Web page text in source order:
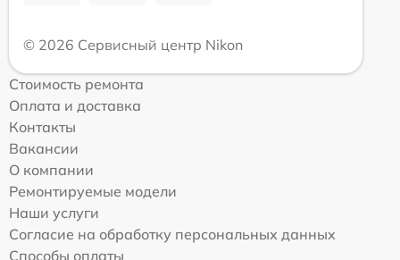
© 2026 Сервисный центр Nikon
Стоимость ремонта
Оплата и доставка
Контакты
Вакансии
О компании
Ремонтируемые модели
Наши услуги
Согласие на обработку персональных данных
Способы оплаты